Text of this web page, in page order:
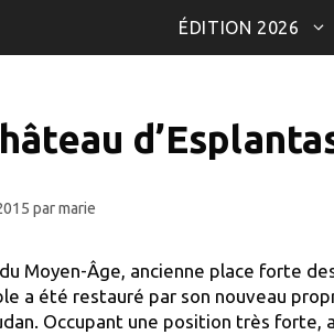
ÉDITION 2026
parmarie
Moyen-Âge, ancienne place forte
a été restauré par son nouveau
Occupant une position très forte,